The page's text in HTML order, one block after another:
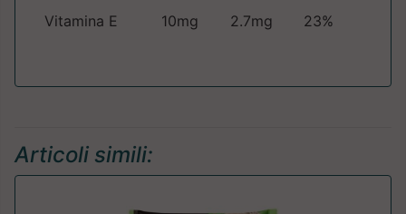
Vitamina E 10mg 2.7mg 23%
Articoli simili: